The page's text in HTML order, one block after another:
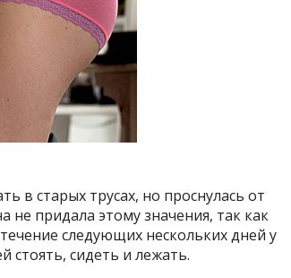
в старых трусах, но проснулась от
придала этому значения, так как
следующих нескольких дней у
стоять, сидеть и лежать.